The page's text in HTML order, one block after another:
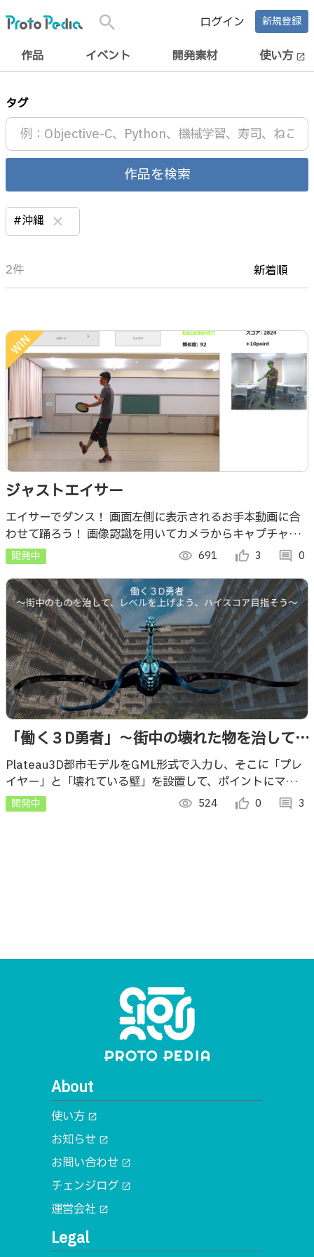
search ログイン 新規登録
作品 イベント 開発素材 使い方 open_in_new
タグ
作品を検索
#沖縄 clear
2件 新着順
ジャストエイサー
エイサーでダンス！ 画面左側に表示されるお手本動画に合
わせて踊ろう！ 画像認識を用いてカメラからキャプチャし
たダンスの類似度を算出 &任天堂スイッチのJoyconで太鼓
をたたく動作を検出し、スコア化！
開発中 visibility 691 thumb_up_alt 3 comment 0
「働く３D勇者」～街中の壊れた物を治して、
レベルを上げよう、ハイスコア目指そう～
Plateau3D都市モデルをGML形式で入力し、そこに「プレ
イヤー」と「壊れている壁」を設置して、ポイントにマーク
を設置。プレイヤーが近づくとその壁を治すように設定し、
治す毎にレベルが上がる仕組み。
開発中 visibility 524 thumb_up_alt 0 comment 3
About
使い方 open_in_new
お知らせ open_in_new
お問い合わせ open_in_new
チェンジログ open_in_new
運営会社 open_in_new
Legal